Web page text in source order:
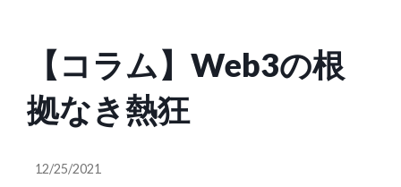
【コラム】Web3の根
拠なき熱狂
12/25/2021